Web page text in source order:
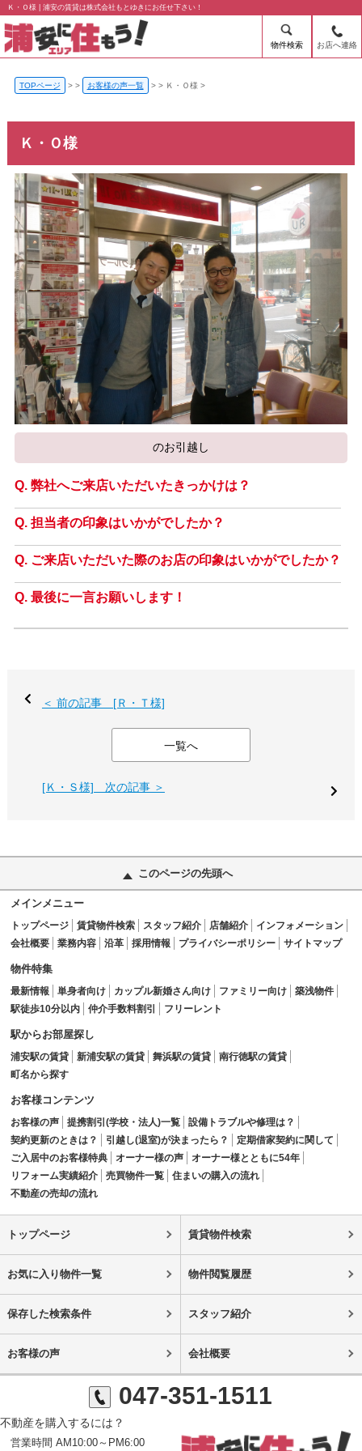
Ｋ・Ｏ様 | 浦安の賃貸は株式会社もとゆきにお任せ下さい！
物件検索 お店へ連絡
TOPページ > お客様の声一覧 > Ｋ・Ｏ様
Ｋ・Ｏ様
のお引越し
弊社へご来店いただいたきっかけは？
担当者の印象はいかがでしたか？
ご来店いただいた際のお店の印象はいかがでしたか？
最後に一言お願いします！
＜ 前の記事 [Ｒ・Ｔ様]
一覧へ
[Ｋ・Ｓ様] 次の記事 ＞
このページの先頭へ
メインメニュー
トップページ 賃貸物件検索 スタッフ紹介 店舗紹介
インフォメーション
会社概要
業務内容 沿革 採用情報 プライバシーポリシー サイトマップ
物件特集
最新情報 単身者向け カップル新婚さん向け ファミリー向け
築浅物件
駅徒歩10分以内
仲介手数料割引 フリーレント
駅からお部屋探し
浦安駅の賃貸 新浦安駅の賃貸 舞浜駅の賃貸
南行徳駅の賃貸
町名から探す
お客様コンテンツ
お客様の声 提携割引(学校・法人)一覧
設備トラブルや修理は？
契約更新のときは？
引越し(退室)が決まったら？
定期借家契約に関して
ご入居中のお客様特典
オーナー様の声
オーナー様とともに54年
リフォーム実績紹介
売買物件一覧
住まいの購入の流れ
不動産の売却の流れ
トップページ 賃貸物件検索
お気に入り物件一覧 物件閲覧履歴
保存した検索条件 スタッフ紹介
お客様の声 会社概要
047-351-1511
不動産を購入するには？
営業時間 AM10:00～PM6:00